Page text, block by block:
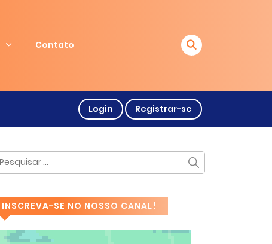
Contato
Login Registrar-se
INSCREVA-SE NO NOSSO CANAL!